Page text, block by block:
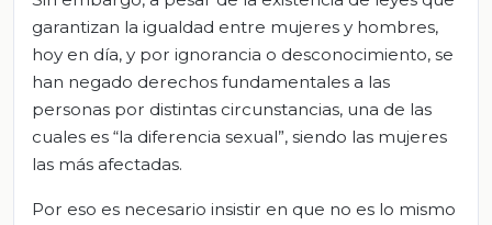
garantizan la igualdad entre mujeres y hombres,
hoy en día, y por ignorancia o desconocimiento, se
han negado derechos fundamentales a las
personas por distintas circunstancias, una de las
cuales es “la diferencia sexual”, siendo las mujeres
las más afectadas.
Por eso es necesario insistir en que no es lo mismo